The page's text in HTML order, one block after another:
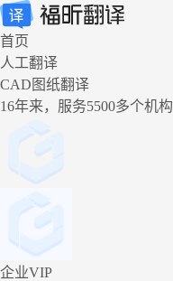
首页
人工翻译
CAD图纸翻译
16年来，服务5500多个机构
企业VIP